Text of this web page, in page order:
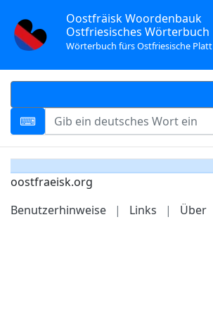
Oostfräisk Woordenbauk
Ostfriesisches Wörterbuch
Wörterbuch fürs Ostfriesische Platt
oostfraeisk.org
Benutzerhinweise
| Links | Über